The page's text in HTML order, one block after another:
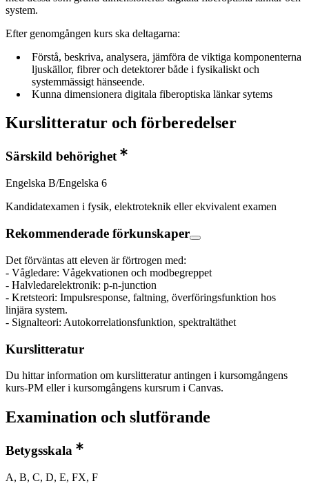
system.
Efter genomgången kurs ska deltagarna:
Förstå, beskriva, analysera, jämföra de viktiga komponenterna
ljuskällor, fibrer och detektorer både i fysikaliskt och
systemmässigt hänseende.
Kunna dimensionera digitala fiberoptiska länkar sytems
Kurslitteratur och förberedelser
Särskild behörighet
Engelska B/Engelska 6
Kandidatexamen i fysik, elektroteknik eller ekvivalent examen
Rekommenderade förkunskaper
Det förväntas att eleven är förtrogen med:
- Vågledare: Vågekvationen och modbegreppet
- Halvledarelektronik: p-n-junction
- Kretsteori: Impulsresponse, faltning, överföringsfunktion hos
linjära system.
- Signalteori: Autokorrelationsfunktion, spektraltäthet
Kurslitteratur
Du hittar information om kurslitteratur antingen i kursomgångens
kurs-PM eller i kursomgångens kursrum i Canvas.
Examination och slutförande
Betygsskala
A, B, C, D, E, FX, F